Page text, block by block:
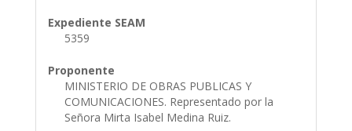
Expediente SEAM
5359
Proponente
MINISTERIO DE OBRAS PUBLICAS Y
COMUNICACIONES. Representado por la
Señora Mirta Isabel Medina Ruiz.